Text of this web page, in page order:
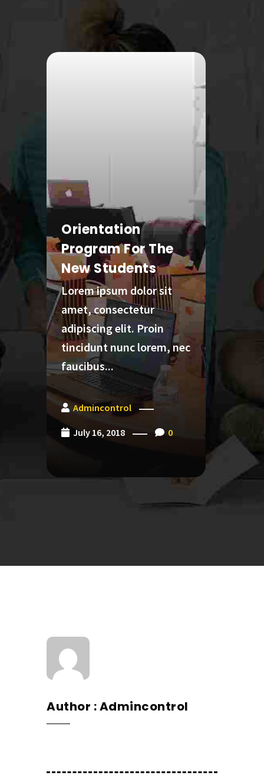
Orientation
Program For The
New Students
Lorem ipsum dolor sit
amet, consectetur
adipiscing elit. Proin
tincidunt nunc lorem, nec
faucibus...
Admincontrol
July 16, 2018 0
Author Admincontrol